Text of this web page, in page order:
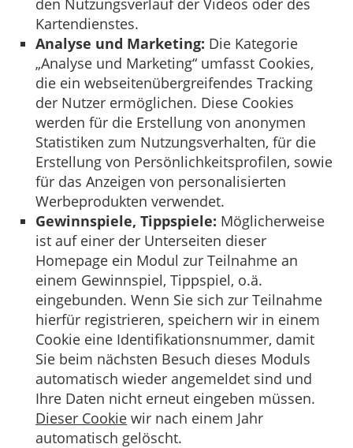
Kartendienstes.
Analyse und Marketing: Die Kategorie
„Analyse und Marketing“ umfasst Cookies,
die ein webseitenübergreifendes Tracking
der Nutzer ermöglichen. Diese Cookies
werden für die Erstellung von anonymen
Statistiken zum Nutzungsverhalten, für die
Erstellung von Persönlichkeitsprofilen, sowie
für das Anzeigen von personalisierten
Werbeprodukten verwendet.
Gewinnspiele, Tippspiele: Möglicherweise
ist auf einer der Unterseiten dieser
Homepage ein Modul zur Teilnahme an
einem Gewinnspiel, Tippspiel, o.ä.
eingebunden. Wenn Sie sich zur Teilnahme
hierfür registrieren, speichern wir in einem
Cookie eine Identifikationsnummer, damit
Sie beim nächsten Besuch dieses Moduls
automatisch wieder angemeldet sind und
Ihre Daten nicht erneut eingeben müssen.
Dieser Cookie wir nach einem Jahr
automatisch gelöscht.